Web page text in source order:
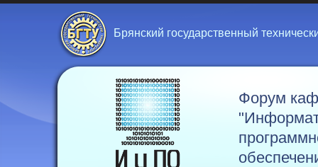
Брянский государственный
Форум